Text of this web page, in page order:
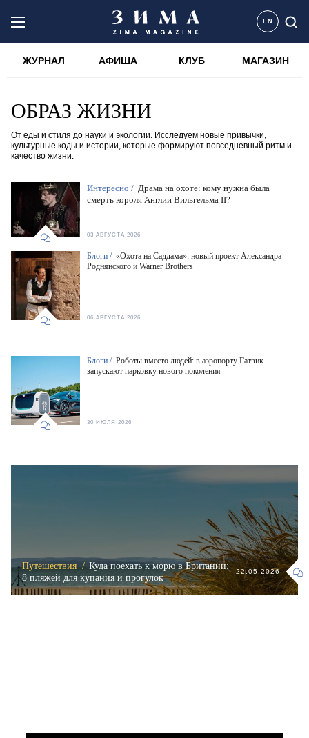
EN
ЖУРНАЛ АФИША КЛУБ МАГАЗИН
ОБРАЗ ЖИЗНИ
От еды и стиля до науки и экологии. Исследуем новые привычки,
культурные коды и истории, которые формируют повседневный ритм и
качество жизни.
Блоги / «Охота на Саддама»: новый проект Александра
Роднянского и Warner Brothers
06 АВГУСТА 2026
Интересно / Драма на охоте: кому нужна была
смерть короля Англии Вильгельма II?
03 АВГУСТА 2026
Блоги / Роботы вместо людей: в аэропорту Гатвик
запускают парковку нового поколения
30 ИЮЛЯ 2026
Путешествия / Куда поехать к морю в Британии:
8 пляжей для купания и прогулок
22.05.2026